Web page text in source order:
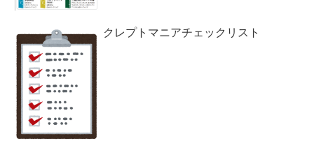
クレプトマニアチェックリスト